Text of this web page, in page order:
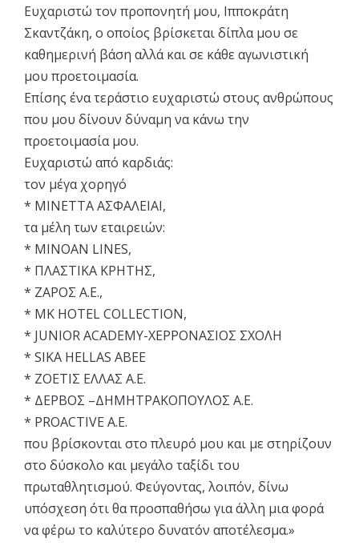
Ευχαριστώ τον προπονητή μου, Ιπποκράτη
Σκαντζάκη, ο οποίος βρίσκεται δίπλα μου σε
καθημερινή βάση αλλά και σε κάθε αγωνιστική
μου προετοιμασία.
Επίσης ένα τεράστιο ευχαριστώ στους ανθρώπους
που μου δίνουν δύναμη να κάνω την
προετοιμασία μου.
Ευχαριστώ από καρδιάς:
τον μέγα χορηγό
* ΜΙΝΕΤΤΑ ΑΣΦΑΛΕΙΑΙ,
τα μέλη των εταιρειών:
* MINOAN LINES,
* ΠΛΑΣΤΙΚΑ ΚΡΗΤΗΣ,
* ΖΑΡΟΣ Α.Ε.,
* MK HOTEL COLLECTION,
* JUNIOR ACADEMY-ΧΕΡΡΟΝΑΣΙΟΣ ΣΧΟΛΗ
* SIKA HELLAS ABEE
* ΖΟΕΤΙΣ ΕΛΛΑΣ Α.Ε.
* ΔΕΡΒΟΣ –ΔΗΜΗΤΡΑΚΟΠΟΥΛΟΣ Α.Ε.
* PROACTIVE Α.Ε.
που βρίσκονται στο πλευρό μου και με στηρίζουν
στο δύσκολο και μεγάλο ταξίδι του
πρωταθλητισμού. Φεύγοντας, λοιπόν, δίνω
υπόσχεση ότι θα προσπαθήσω για άλλη μια φορά
να φέρω το καλύτερο δυνατόν αποτέλεσμα.»